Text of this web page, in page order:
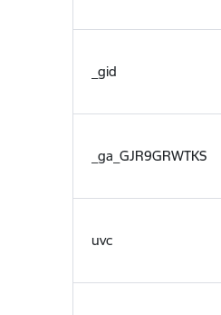
_gid
_ga_GJR9GRWTKS
uvc